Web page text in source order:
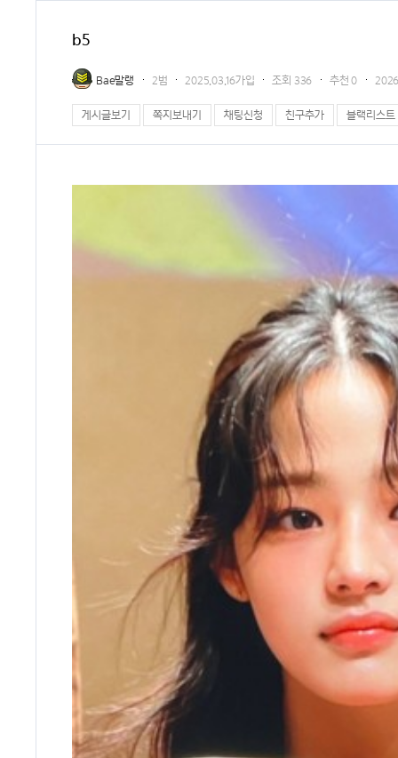
b5
Bae말랭 2범 2025.03.16가입 조회 336 추천0
게시글보기 쪽지보내기 채팅신청 친구추가 블랙리스트